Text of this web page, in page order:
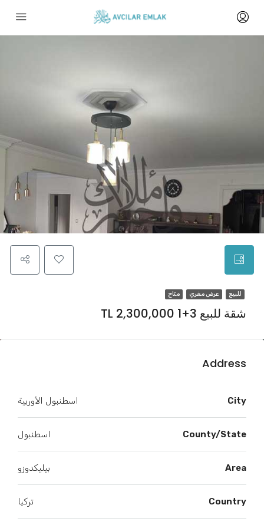
للبيع عرض مغري متاح
شقة للبيع 3+1 TL 2,300,000
Address
City اسطنبول الأوربية
County/State اسطنبول
Area بيليكدوزو
Country تركيا